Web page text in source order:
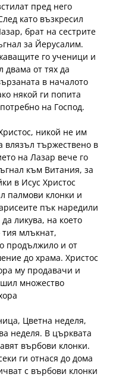
пред него
като възкресил
брат на сестрите
за Йерусалим.
го ученици и
двама от тях да
в началото
някой ги попита
на Господ.
никой не им
влязъл тържествено в
на Лазар вече го
към Витания, за
в Исус Христос
палмови клонки и
пък наредили
ликува, на което
млъкнат,
продължило и от
до храма. Христос
му продавачи и
множество
Цветна неделя,
неделя. В църквата
върбови клонки.
ги отнася до дома
с върбови клонки